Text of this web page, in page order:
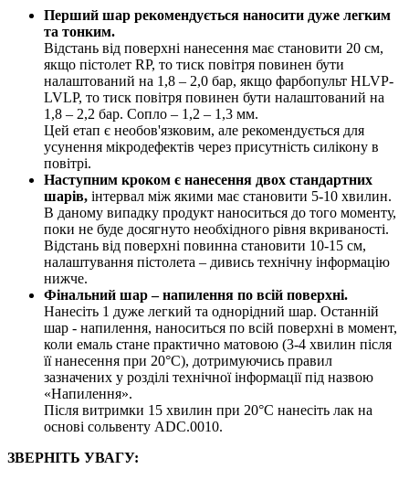
Перший шар рекомендується наносити дуже легким
та тонким.
Відстань від поверхні нанесення має становити 20 см,
якщо пістолет RP, то тиск повітря повинен бути
налаштований на 1,8 – 2,0 бар, якщо фарбопульт HLVP-
LVLP, то тиск повітря повинен бути налаштований на
1,8 – 2,2 бар. Сопло – 1,2 – 1,3 мм.
Цей етап є необов'язковим, але рекомендується для
усунення мікродефектів через присутність силікону в
повітрі.
Наступним кроком є нанесення двох стандартних
шарів, інтервал між якими має становити 5-10 хвилин.
В даному випадку продукт наноситься до того моменту,
поки не буде досягнуто необхідного рівня вкриваності.
Відстань від поверхні повинна становити 10-15 см,
налаштування пістолета – дивись технічну інформацію
нижче.
Фінальний шар – напилення по всій поверхні.
Нанесіть 1 дуже легкий та однорідний шар. Останній
шар - напилення, наноситься по всій поверхні в момент,
коли емаль стане практично матовою (3-4 хвилин після
її нанесення при 20°C), дотримуючись правил
зазначених у розділі технічної інформації під назвою
«Напилення».
Після витримки 15 хвилин при 20°C нанесіть лак на
основі сольвенту ADC.0010.
ЗВЕРНІТЬ УВАГУ: